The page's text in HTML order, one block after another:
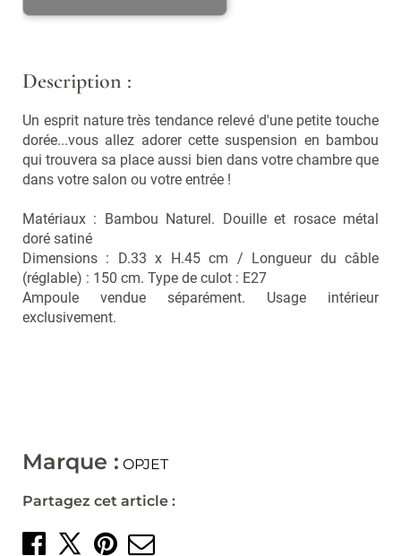
Foulards, écharpes,
Lunettes de Soleil
Lunettes de Lecture Cuisine
Ustensiles
Nouveautés
Description :
Un esprit nature très tendance relevé d'une petite touche
dorée...vous allez adorer cette suspension en bambou
qui trouvera sa place aussi bien dans votre chambre que
dans votre salon ou votre entrée !
Matériaux : Bambou Naturel. Douille et rosace métal
doré satiné
Dimensions : D.33 x H.45 cm / Longueur du câble
(réglable) : 150 cm. Type de culot : E27
Ampoule vendue séparément. Usage intérieur
exclusivement.
Marque : OPJET
Partagez cet article :
Partager sur Facebook
Partager sur X
Créer un épingle sur
Envoyer par mail